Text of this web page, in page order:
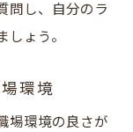
問し、自分のラ
ょう。
環境
場環境の良さが